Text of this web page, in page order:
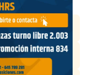
A.D.N.S.
M.I.P.A.